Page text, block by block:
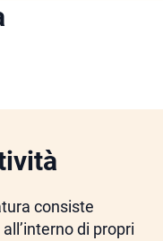
consiste
all’interno di propri